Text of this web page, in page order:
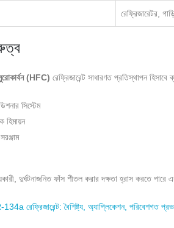
রেফ্রিজারেটর,
(HFC) রেফ্রিজারেন্ট সাধারণত প্রতিস্থাপন হিসাবে
সিস্টেম
হিমায়ন
দুর্ঘটনাজনিত ফাঁস শীতল করার দক্ষতা হ্রাস করতে পারে
134a রেফ্রিজারেন্ট: বৈশিষ্ট্য, অ্যাপ্লিকেশন, পরিবেশগত